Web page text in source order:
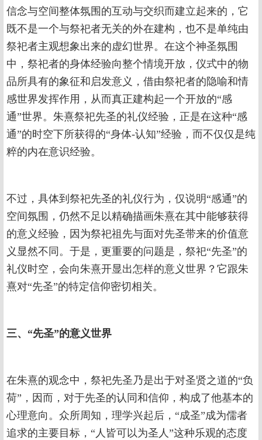
信念与空间整体氛围的互动与交织而建立起来的，它
既不是一个与祭祀者无关的外在建构，也不是单纯由
祭祀者主观想象出来的虚幻世界。在这个神圣氛围
中，祭祀者的身体经验向整个情境开放，仪式中的物
品所具有的象征和启发意义，借由祭祀者的隐喻和情
感世界发挥作用，从而真正建构起一个开放的“感
通”世界。朱熹祭祀先圣的礼仪经验，正是在这种“感
通”的时空下所获得的“身体-认知”经验，而不仅仅是纯
粹的内在意识经验。
不过，具体到祭祀先圣的礼仪行为，仅说明“感通”的
空间氛围，仍然不足以精确描画朱熹在其中能够获得
的意义经验，因为祭祀祖先与面对先圣带来的价值意
义显然不同。于是，更重要的问题是，祭祀“先圣”的
礼仪时空，会向朱熹开显出怎样的意义世界？它跟朱
熹对“先圣”的特定信仰密切相关。
三、“先圣”的意义世界
在朱熹的观念中，祭祀先圣乃是出于对圣贤之道的“负
荷”，因而，对于先圣的认同和信仰，构成了他基本的
心理意向。众所周知，理学兴起后，“成圣”成为儒者
追求的主要目标，“人皆可以为圣人”这种乐观的态度